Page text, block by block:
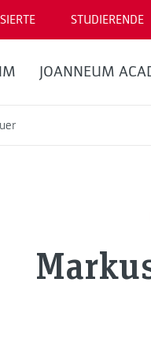
STUDIERENDE
JOANNEUM